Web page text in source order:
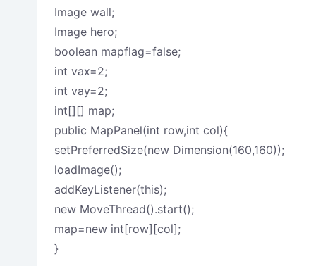
Image wall;
Image hero;
boolean mapflag=false;
int vax=2;
int vay=2;
int[][] map;
public MapPanel(int row,int col){
setPreferredSize(new Dimension(160,160));
loadImage();
addKeyListener(this);
new MoveThread().start();
map=new int[row][col];
}